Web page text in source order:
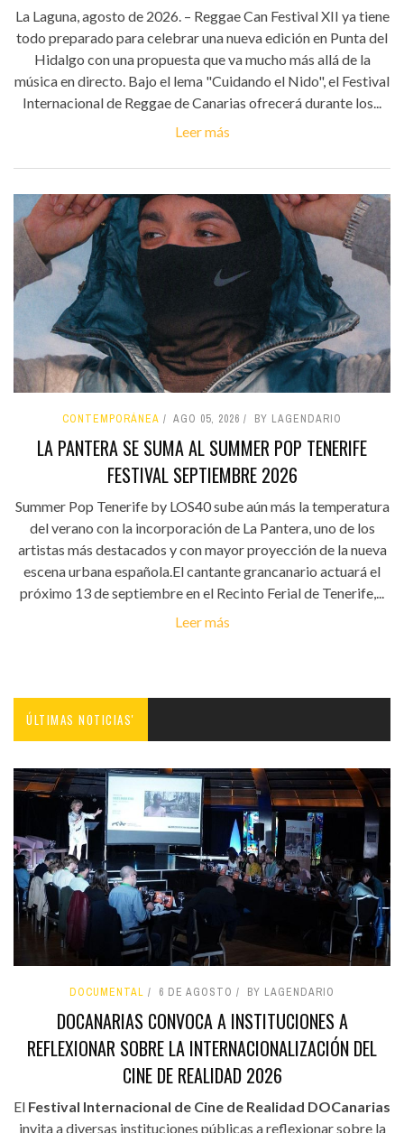
La Laguna, agosto de 2026. – Reggae Can Festival XII ya tiene
todo preparado para celebrar una nueva edición en Punta del
Hidalgo con una propuesta que va mucho más allá de la
música en directo. Bajo el lema "Cuidando el Nido", el Festival
Internacional de Reggae de Canarias ofrecerá durante los...
Leer más
CONTEMPORÁNEA AGO 05, 2026 BY LAGENDARIO
LA PANTERA SE SUMA AL SUMMER POP TENERIFE
FESTIVAL SEPTIEMBRE 2026
Summer Pop Tenerife by LOS40 sube aún más la temperatura
del verano con la incorporación de La Pantera, uno de los
artistas más destacados y con mayor proyección de la nueva
escena urbana española.El cantante grancanario actuará el
próximo 13 de septiembre en el Recinto Ferial de Tenerife,...
Leer más
ÚLTIMAS NOTICIAS'
DOCUMENTAL 6 DE AGOSTO BY LAGENDARIO
DOCANARIAS CONVOCA A INSTITUCIONES A
REFLEXIONAR SOBRE LA INTERNACIONALIZACIÓN DEL
CINE DE REALIDAD 2026
El Festival Internacional de Cine de Realidad DOCanarias
invita a diversas instituciones públicas a reflexionar sobre la